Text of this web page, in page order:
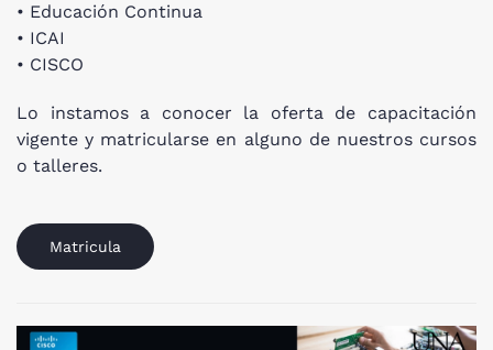
• Educación Continua
• ICAI
• CISCO
Lo instamos a conocer la oferta de capacitación
vigente y matricularse en alguno de nuestros cursos
o talleres.
Matricula